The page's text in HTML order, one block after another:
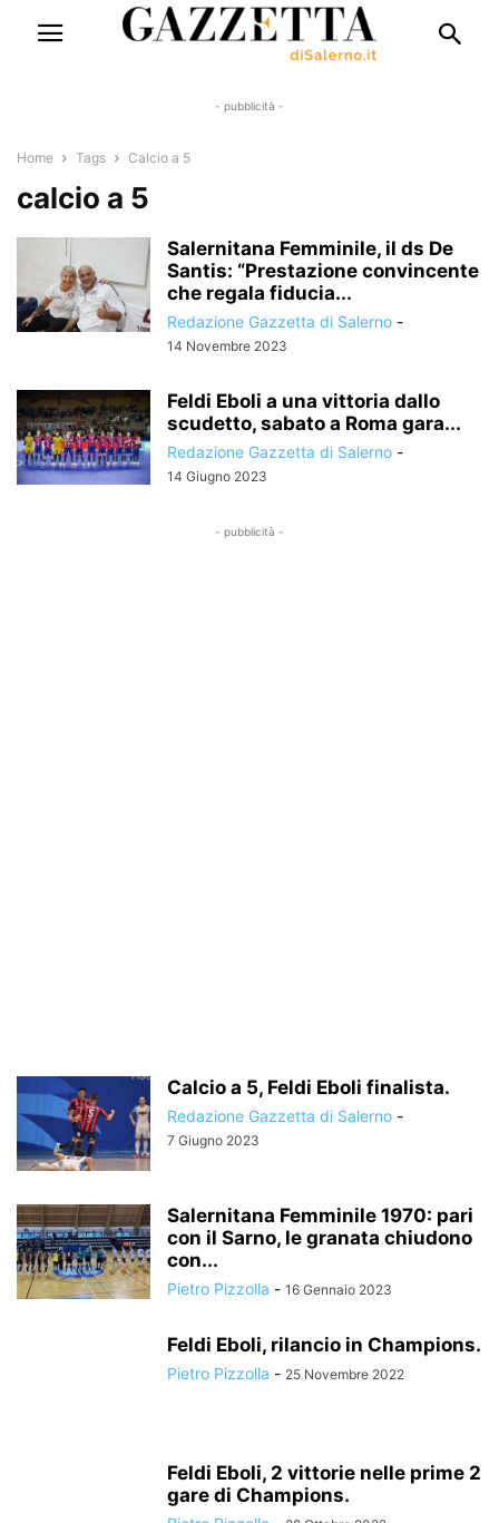
- pubblicità -
Home Tags Calcio a 5
calcio a 5
Salernitana Femminile, il ds De
Santis: “Prestazione convincente
che regala fiducia...
Redazione Gazzetta di Salerno -
14 Novembre 2023
Feldi Eboli a una vittoria dallo
scudetto, sabato a Roma gara...
Redazione Gazzetta di Salerno -
14 Giugno 2023
- pubblicità -
Calcio a 5, Feldi Eboli finalista.
Redazione Gazzetta di Salerno -
7 Giugno 2023
Salernitana Femminile 1970: pari
con il Sarno, le granata chiudono
con...
Pietro Pizzolla - 16 Gennaio 2023
Feldi Eboli, rilancio in Champions.
Pietro Pizzolla - 25 Novembre 2022
Feldi Eboli, 2 vittorie nelle prime 2
gare di Champions.